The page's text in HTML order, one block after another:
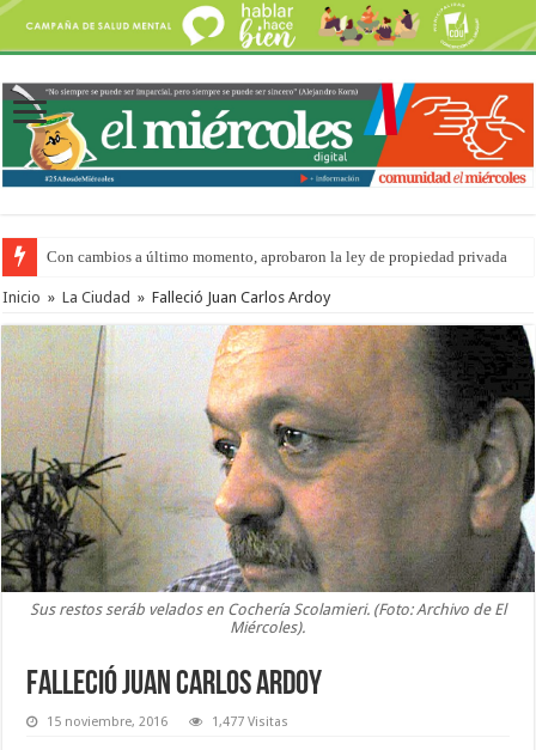
Con cambios a último momento, aprobaron la ley de propiedad privada
Inicio » La Ciudad » Falleció Juan Carlos Ardoy
Sus restos seráb velados en Cochería Scolamieri. (Foto: Archivo de El
Miércoles).
Falleció Juan Carlos Ardoy
15 noviembre, 2016 1,477 Visitas